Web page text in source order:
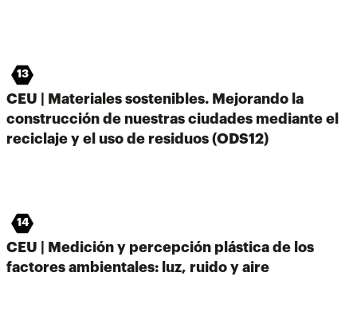
13
CEU | Materiales sostenibles. Mejorando la
construcción de nuestras ciudades mediante el
reciclaje y el uso de residuos (ODS12)
14
CEU | Medición y percepción plástica de los
factores ambientales: luz, ruido y aire